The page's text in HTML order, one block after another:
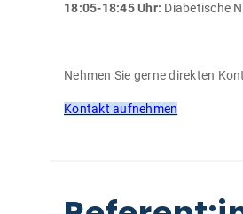
18:05-18:45 Uhr: Diabetische
Nehmen Sie gerne direkten
Kontakt aufnehmen